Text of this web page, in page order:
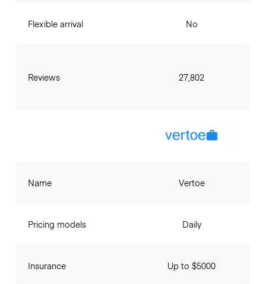
Flexible arrival
Reviews
No
27,802
Name
Pricing models
Insurance
Vertoe
Daily
Up to $5000